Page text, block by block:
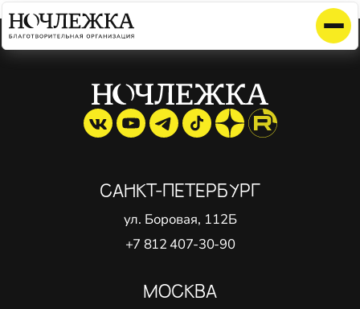
Элемент не найден!
САНКТ-ПЕТЕРБУРГ
ул. Боровая, 112Б
+7 812 407-30-90
МОСКВА